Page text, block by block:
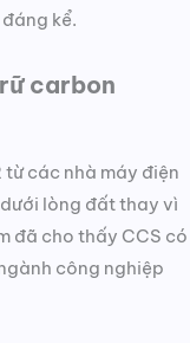
kể.
carbon
từ các nhà máy điện
lòng đất thay vì
đã cho thấy CCS có
công nghiệp